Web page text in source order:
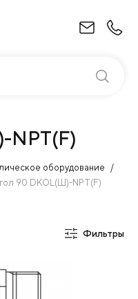
NPT(F)
оборудование
90 DKOL(Ш)-NPT(F)
Фильтры